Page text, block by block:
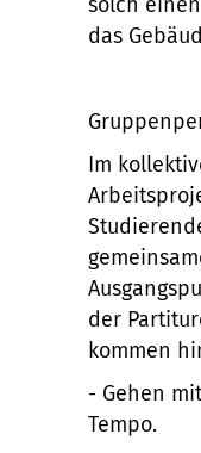
das
Im
der
kommen
- Gehen
Tempo.